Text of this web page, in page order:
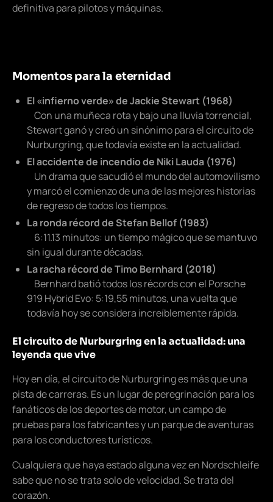
definitiva para pilotos y máquinas.
Momentos para la eternidad
El «infierno verde» de Jackie Stewart (1968)
Con una muñeca rota y bajo una lluvia torrencial,
Stewart ganó y creó un sinónimo para el circuito de
Nurburgring, que todavía existe en la actualidad.
El accidente de incendio de Niki Lauda (1976)
Un drama que sacudió el mundo del automovilismo
y marcó el comienzo de una de las mejores historias
de regreso de todos los tiempos.
La ronda récord de Stefan Bellof (1983)
6:11.13 minutos: un tiempo mágico que se mantuvo
sin igual durante décadas.
La racha récord de Timo Bernhard (2018)
Bernhard batió todos los récords con el Porsche
919 Hybrid Evo: 5:19,55 minutos, una vuelta que
todavía hoy se considera increíblemente rápida.
El circuito de Nurburgring en la actualidad: una
leyenda que vive
Hoy en día, el circuito de Nurburgring es más que una
pista de carreras. Es un lugar de peregrinación para los
fanáticos de los deportes de motor, un campo de
pruebas para los fabricantes y un parque de aventuras
para los conductores turísticos.
Cualquiera que haya estado alguna vez en Nordschleife
sabe que no se trata solo de velocidad. Se trata del
corazón.